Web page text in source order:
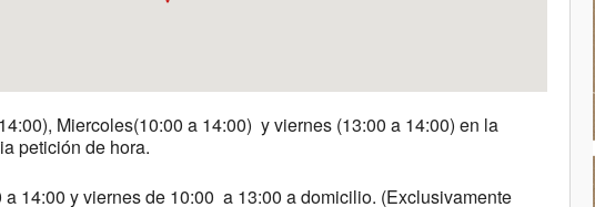
Miercoles(10:00 a 14:00) y viernes (13:00 a 14:00) en la
petición de hora.
a 14:00 y viernes de 10:00 a 13:00 a domicilio. (Exclusivamente